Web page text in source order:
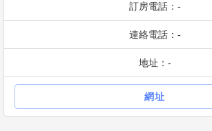
訂房電話：-
連絡電話：-
地址：-
網址